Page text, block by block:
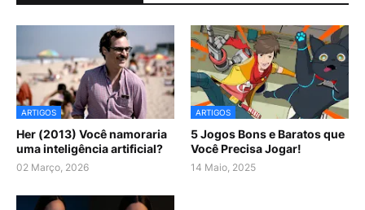
ARTIGOS
Her (2013) Você namoraria
uma inteligência artificial?
02 Março, 2026
ARTIGOS
5 Jogos Bons e Baratos que
Você Precisa Jogar!
14 Maio, 2025